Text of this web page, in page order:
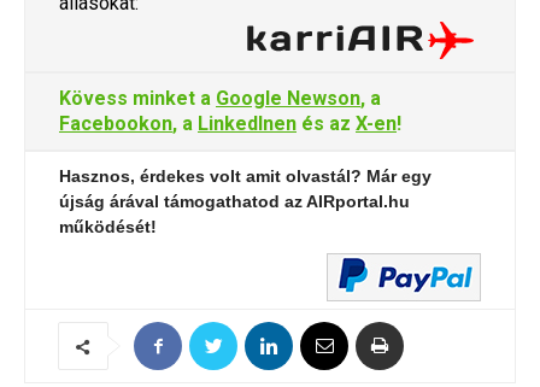
Kövess minket a Google Newson, a
Facebookon, a LinkedInen és az X-en!
Hasznos, érdekes volt amit olvastál? Már egy
újság árával támogathatod az AIRportal.hu
működését!